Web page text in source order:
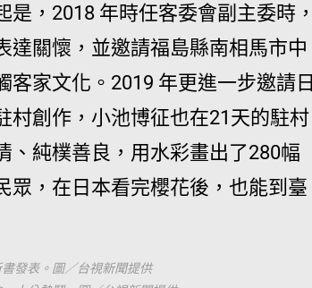
，2018 年時任客委會副主委時，
達關懷，並邀請福島縣南相馬市中
家文化。2019 年更進一步邀請日
村創作，小池博征也在21天的駐村
、純樸善良，用水彩畫出了280幅
眾，在日本看完櫻花後，也能到臺
發表。圖／台視新聞提供